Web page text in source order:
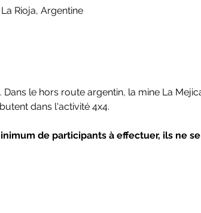
Rioja, Argentine
le hors route argentin, la mine La
dans l'activité 4x4.
de participants à effectuer, ils ne